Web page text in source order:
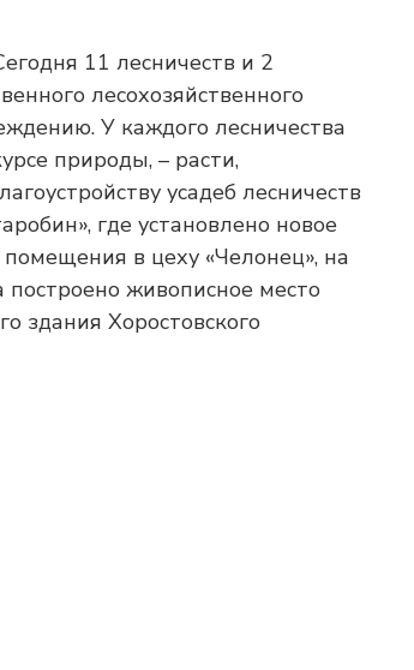
11 лесничеств и 2
лесохозяйственного
У каждого лесничества
природы, – расти,
усадеб лесничеств
где установлено новое
в цеху «Челонец», на
живописное место
здания Хоростовского